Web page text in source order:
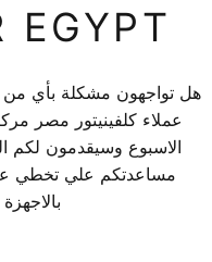
EGYPT
هل تواجهون مشكلة بأي من
عملاء كلفينيتور مصر
الاسبوع وسيقدمون لكم
مساعدتكم علي تخطي
بالاجهزة